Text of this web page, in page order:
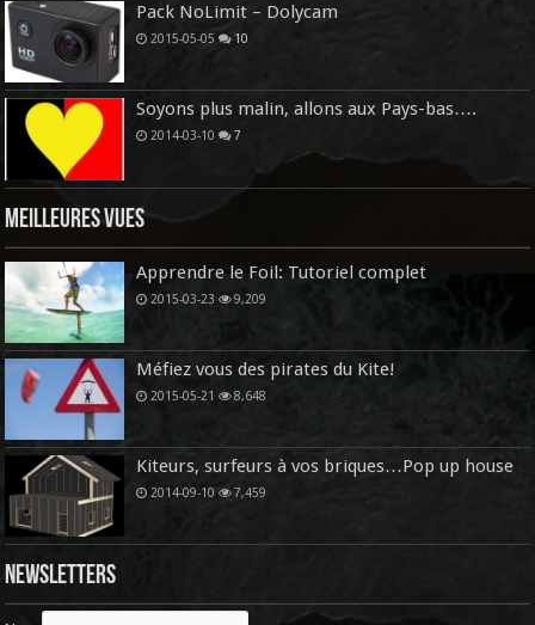
Pack NoLimit – Dolycam
2015-05-05 10
Soyons plus malin, allons aux Pays-bas….
2014-03-10 7
Meilleures vues
Apprendre le Foil: Tutoriel complet
2015-03-23 9,209
Méfiez vous des pirates du Kite!
2015-05-21 8,648
Kiteurs, surfeurs à vos briques…Pop up house
2014-09-10 7,459
Newsletters